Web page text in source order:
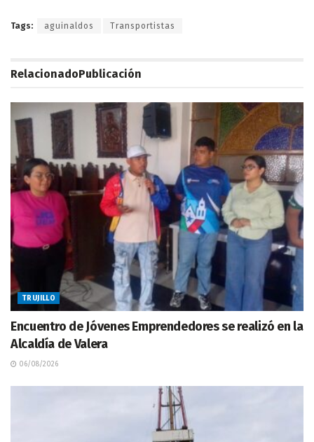
Tags: aguinaldos Transportistas
RelacionadoPublicación
TRUJILLO
Encuentro de Jóvenes Emprendedores se realizó en la
Alcaldía de Valera
06/08/2026